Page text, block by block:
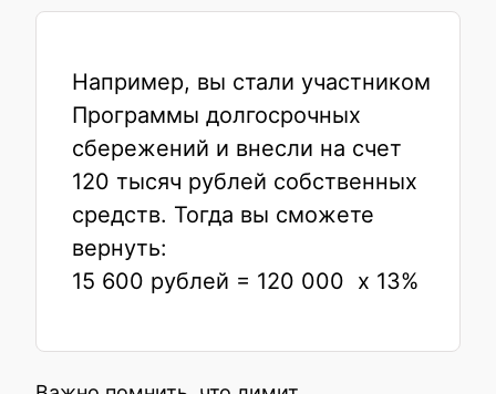
Например, вы стали участником
Программы долгосрочных
сбережений и внесли на счет
120 тысяч рублей собственных
средств. Тогда вы сможете
вернуть:
15 600 рублей = 120 000 х 13%